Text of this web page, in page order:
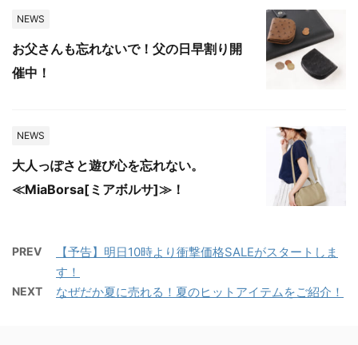
NEWS
お父さんも忘れないで！父の日早割り開
催中！
NEWS
大人っぽさと遊び心を忘れない。
≪MiaBorsa[ミアボルサ]≫！
PREV
【予告】明日10時より衝撃価格SALEがスタートしま
す！
NEXT なぜだか夏に売れる！夏のヒットアイテムをご紹介！